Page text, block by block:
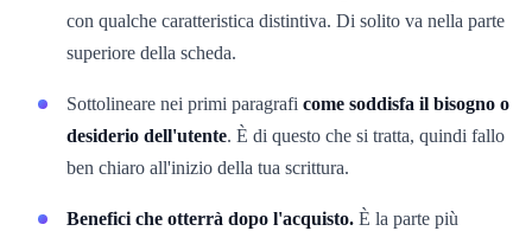
con qualche caratteristica distintiva. Di solito va nella parte
superiore della scheda.
Sottolineare nei primi paragrafi come soddisfa il bisogno o
desiderio dell'utente. È di questo che si tratta, quindi fallo
ben chiaro all'inizio della tua scrittura.
Benefici che otterrà dopo l'acquisto. È la parte più